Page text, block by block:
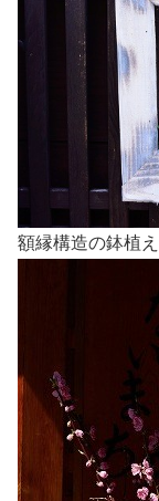
額縁構造の鉢植